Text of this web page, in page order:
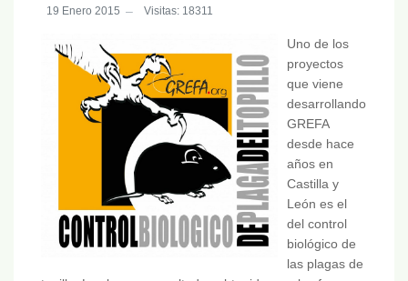
19 Enero 2015 Visitas: 18311
Uno de los
proyectos
que viene
desarrollando
GREFA
desde hace
años en
Castilla y
León es el
del control
biológico de
las plagas de